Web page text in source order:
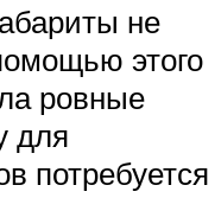
не
этого
ровные
для
потребуется